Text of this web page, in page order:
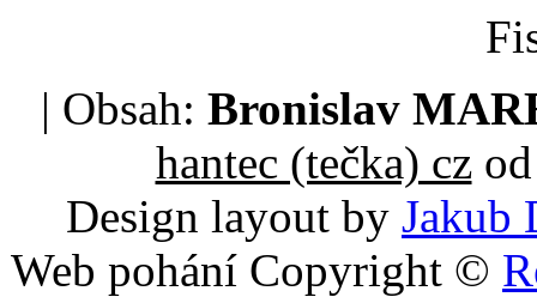
| Obsah: Bronislav
hantec (tečka) czod
Design layout by Jakub
Web pohání Copyright ©